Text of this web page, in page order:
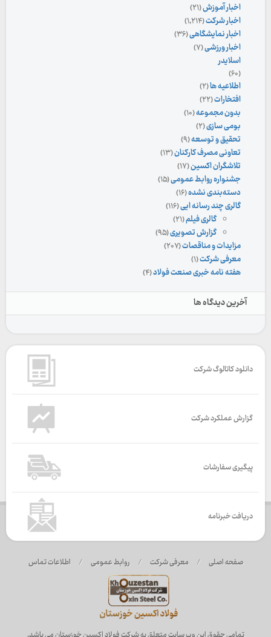
اخبار آموزش(۲۱)
اخبار شرکت(۱,۲۱۴)
اخبار نمایشگاهی(۳۶)
اخبار ورزشی(۷)
اسلایدر
(۶۰)
اطلاعیه ها(۲)
افتخارات(۲۲)
بدون مجموعه(۱۰)
بومی سازی(۲)
تحقیق و توسعه(۹)
تعاونی مصرف کارکنان(۱۳)
تلاشگران اکسین(۱۷)
جشنواره روابط عمومی(۱۵)
دسته‌بندی نشده(۱۶)
گالری چند رسانه ایی(۱۱۶)
گالری فیلم(۲۱)
گزارش تصویری(۹۵)
مزایدات و مناقصات(۲۰۷)
معرفی شرکت(۱)
هفته نامه خبری صنعت فولاد(۴)
آخرین دیدگاه ها
دانلود کاتالوگ شرکت
گزارش عملکرد شرکت
پیگیری سفارشات
دریافت خبرنامه
صفحه اصلی / معرفی شرکت / روابط عمومی / اطلاعات تماس